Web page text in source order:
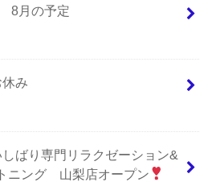
8月の予定
み
ばり専門リラクゼーション&
ニング 山梨店オープン